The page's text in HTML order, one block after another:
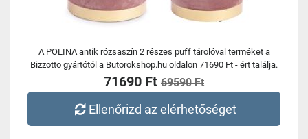
A POLINA antik rózsaszín 2 részes puff tárolóval terméket a
Bizzotto gyártótól a Butorokshop.hu oldalon 71690 Ft - ért találja.
71690 Ft 69590 Ft
Ellenőrizd az elérhetőséget